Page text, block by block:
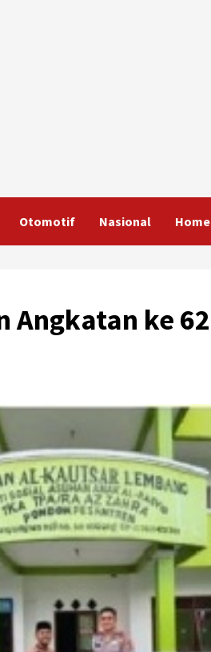
Otomotif Nasional Home
Angkatan ke 62